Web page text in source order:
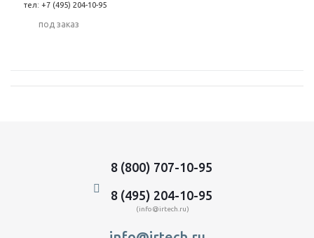
тел: +7 (495) 204-10-95
Под заказ
8 (800) 707-10-95
8 (495) 204-10-95
(info@irtech.ru)